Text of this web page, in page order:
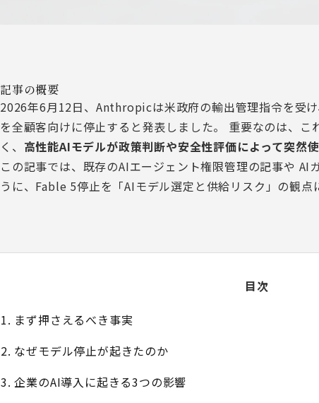
記事の概要
2026年6月12日、Anthropicは米政府の輸出管理指令を受
を全顧客向けに停止すると発表しました。 重要なのは、こ
く、 高性能AIモデルが政策判断や安全性評価によって突然
この記事では、既存のAIエージェント権限管理の記事や AI
うに、Fable 5停止を「AIモデル選定と供給リスク」の観点
目次
1. まず押さえるべき事実
2. なぜモデル停止が起きたのか
3. 企業のAI導入に起きる3つの影響